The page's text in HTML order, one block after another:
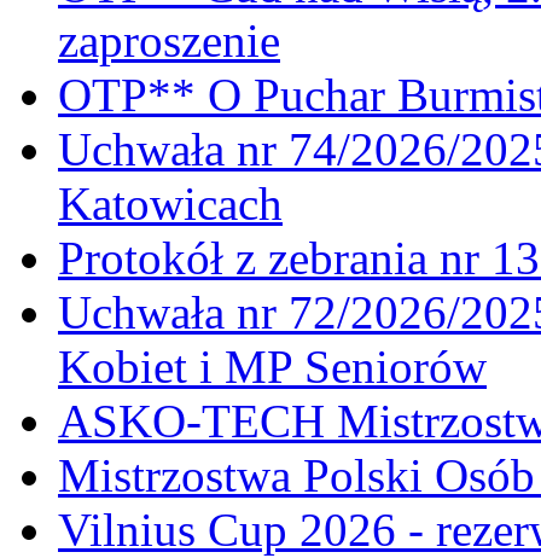
zaproszenie
OTP** O Puchar
Uchwała nr 74/2026/
Katowicach
Protokół z zebrania nr
Uchwała nr 72/2026/
Kobiet i MP Seniorów
ASKO-TECH
Mistrzostwa Polski
Vilnius Cup 2026 -